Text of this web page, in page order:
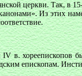
церкви. Так, в
Из этих
в. хореепископов
епископам.